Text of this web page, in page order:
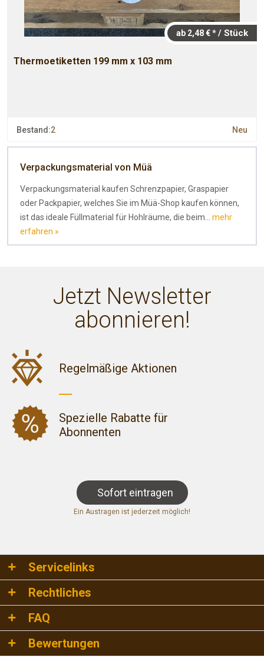
ab 2,48 € */ Stück
Thermoetiketten 199 mm x 103 mm
Bestand:2 Neu
Verpackungsmaterial von Müä
Verpackungsmaterial kaufen Schrenzpapier, Graspapier
oder Packpapier, welches Sie im Müä-Shop kaufen können,
ist das ideale Füllmaterial für Hohlräume, die beim... mehr
erfahren »
Jetzt Newsletter
abonnieren!
Regelmäßige Aktionen
Spezielle Rabatte für
Abonnenten
Sofort eintragen
Ein Austragen ist jederzeit möglich!
Servicelinks
Rechtliches
FAQ
Bewertungen